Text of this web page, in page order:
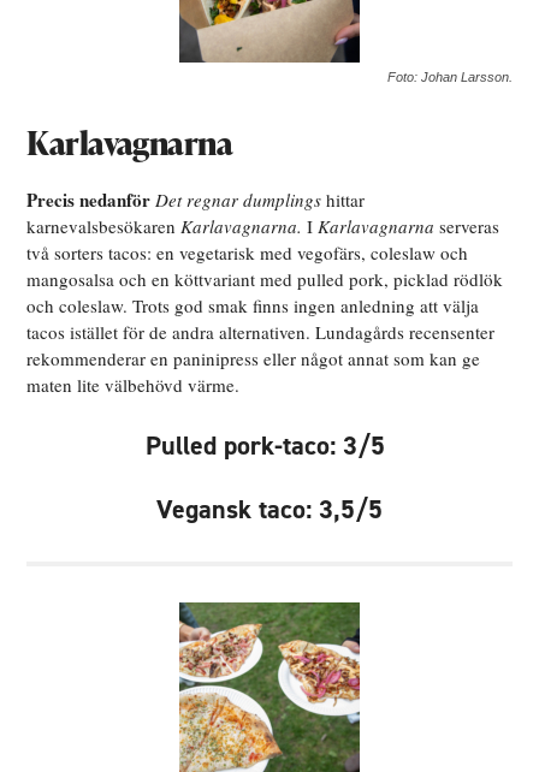
Foto: Johan Larsson.
Karlavagnarna
Precis nedanförDet regnar dumplings hittar
karnevalsbesökarenKarlavagnarna.IKarlavagnarna serveras
två sorters tacos: en vegetarisk med vegofärs, coleslaw och
mangosalsa och en köttvariant med pulled pork, picklad rödlök
och coleslaw. Trots god smak finns ingen anledning att välja
tacos istället för de andra alternativen. Lundagårds recensenter
rekommenderar en paninipress eller något annat som kan ge
maten lite välbehövd värme.
Pulled pork-taco: 3/5
Vegansk taco: 3,5/5